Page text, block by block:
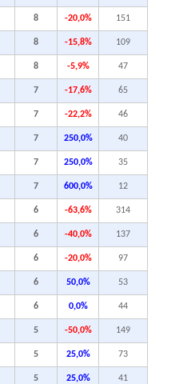
8 -20,0% 151
8 -15,8% 109
8 -5,9% 47
7 -17,6% 65
7 -22,2% 46
7 250,0% 40
7 250,0% 35
7 600,0% 12
6 -63,6% 314
6 -40,0% 137
6 -20,0% 97
6 50,0% 53
6 0,0% 44
5 -50,0% 149
5 25,0% 73
5 25,0% 41